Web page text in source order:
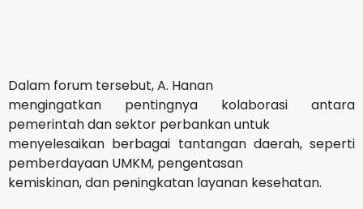
Dalam forum tersebut, A. Hanan
mengingatkan pentingnya kolaborasi antara
pemerintah dan sektor perbankan untuk
menyelesaikan berbagai tantangan daerah, seperti
pemberdayaan UMKM, pengentasan
kemiskinan, dan peningkatan layanan kesehatan.